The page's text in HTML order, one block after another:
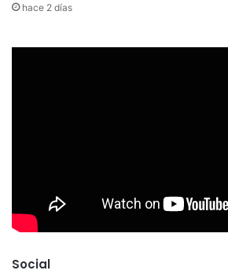
hace 2 días
Social